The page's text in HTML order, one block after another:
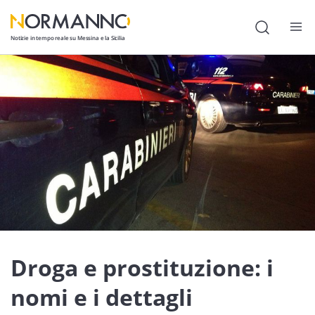
Notizie in tempo reale su Messina e la Sicilia
Attualità
Cronaca
Politica
Cultura
Lavoro
Società
Economia
Sport
Droga e prostituzione: i
nomi e i dettagli